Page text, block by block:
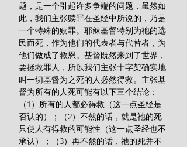
题，是一个引起许多争端的问题，虽然如
此，我们主张赎罪在圣经中所说的，乃是
一个特殊的赎罪。耶稣基督特别为祂的选
民而死，作为他们的代表者与代替者，为
他们做成了救恩。基督既然来到了世界，
要拯救罪人，所以我们主张十字架确实地
叫一切基督为之死的人必然得救。主张基
督为所有的人死可能有以下三个结论：
（1）所有的人都必得救（这一点圣经是
否认的）；（2）不然的话，就是祂的死
只使人有得救的可能性（这一点圣经也不
承认）；（3）再不然的话，祂的死并不